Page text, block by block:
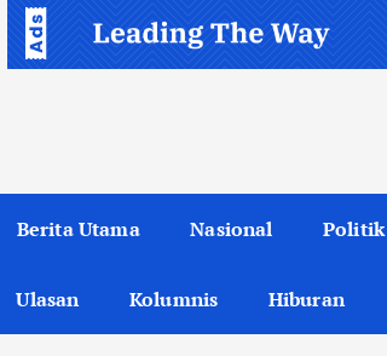
Berita Utama Nasional Politik
Ulasan Kolumnis Hiburan